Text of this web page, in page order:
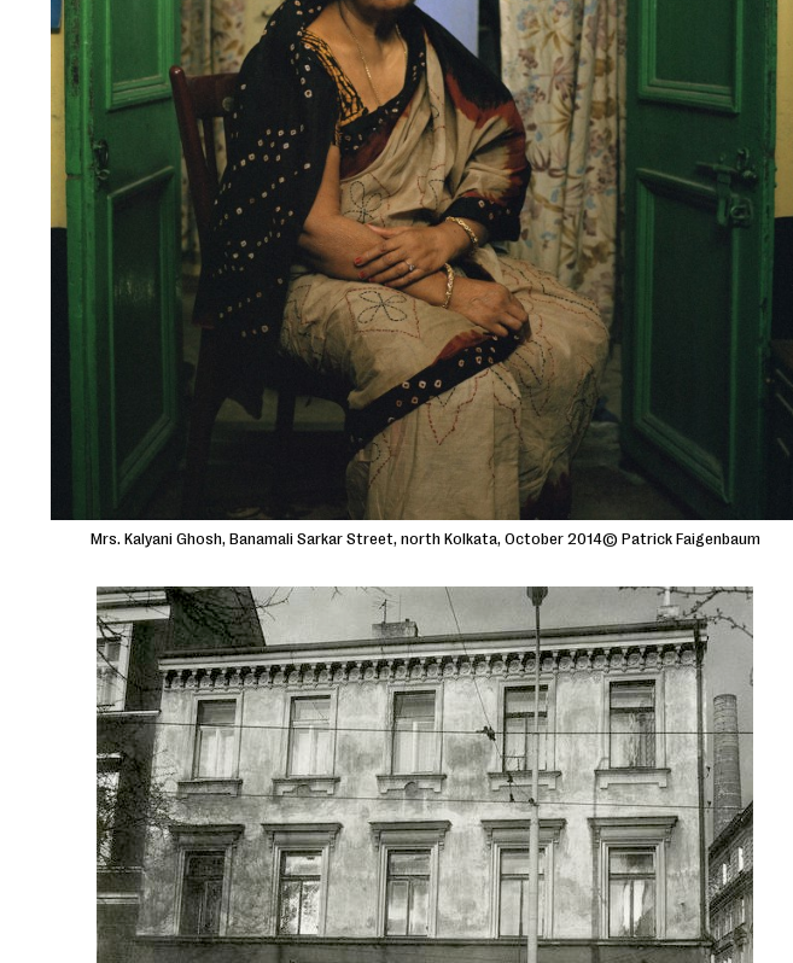
Mrs. Kalyani Ghosh, Banamali Sarkar Street, north Kolkata, October 2014© Patrick Faigenbaum